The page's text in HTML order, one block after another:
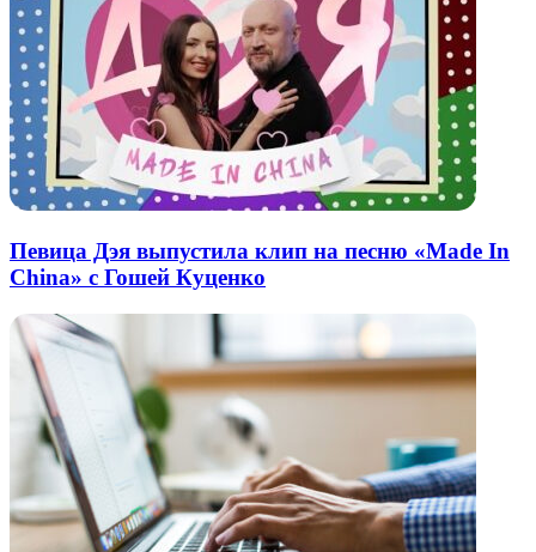
Певица Дэя выпустила клип на песню «Made In
China» с Гошей Куценко